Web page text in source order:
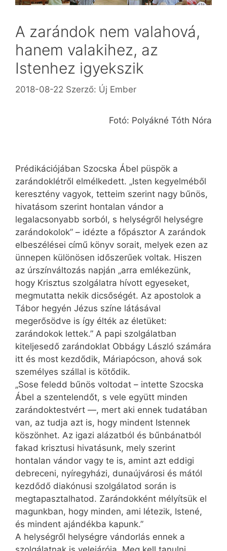
A zarándok nem valahová,
hanem valakihez, az
Istenhez igyekszik
2018-08-22 Szerző: Új Ember
Fotó: Polyákné Tóth Nóra
Prédikációjában Szocska Ábel püspök a
zarándoklétről elmélkedett. „Isten kegyelméből
keresztény vagyok, tetteim szerint nagy bűnös,
hivatásom szerint hontalan vándor a
legalacsonyabb sorból, s helységről helységre
zarándokolok” – idézte a főpásztor A zarándok
elbeszélései című könyv sorait, melyek ezen az
ünnepen különösen időszerűek voltak. Hiszen
az úrszínváltozás napján „arra emlékezünk,
hogy Krisztus szolgálatra hívott egyeseket,
megmutatta nekik dicsőségét. Az apostolok a
Tábor hegyén Jézus színe látásával
megerősödve is így élték az életüket:
zarándokok lettek.” A papi szolgálatban
kiteljesedő zarándoklat Obbágy László számára
itt és most kezdődik, Máriapócson, ahová sok
személyes szállal is kötődik.
„Sose feledd bűnös voltodat – intette Szocska
Ábel a szentelendőt, s vele együtt minden
zarándoktestvért —, mert aki ennek tudatában
van, az tudja azt is, hogy mindent Istennek
köszönhet. Az igazi alázatból és bűnbánatból
fakad krisztusi hivatásunk, mely szerint
hontalan vándor vagy te is, amint azt eddigi
debreceni, nyíregyházi, dunaújvárosi és mától
kezdődő diakónusi szolgálatod során is
megtapasztalhatod. Zarándokként mélyítsük el
magunkban, hogy minden, ami létezik, Istené,
és mindent ajándékba kapunk.”
A helységről helységre vándorlás ennek a